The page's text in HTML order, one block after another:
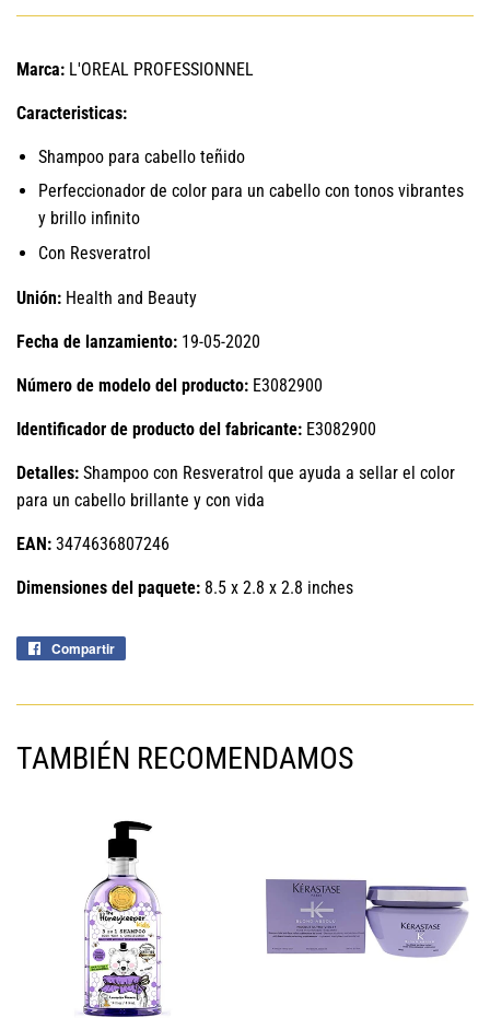
Marca: L'OREAL PROFESSIONNEL
Caracteristicas:
Shampoo para cabello teñido
Perfeccionador de color para un cabello con tonos vibrantes
y brillo infinito
Con Resveratrol
Unión: Health and Beauty
Fecha de lanzamiento: 19-05-2020
Número de modelo del producto: E3082900
Identificador de producto del fabricante: E3082900
Detalles: Shampoo con Resveratrol que ayuda a sellar el color
para un cabello brillante y con vida
EAN: 3474636807246
Dimensiones del paquete: 8.5 x 2.8 x 2.8 inches
Compartir
TAMBIÉN RECOMENDAMOS